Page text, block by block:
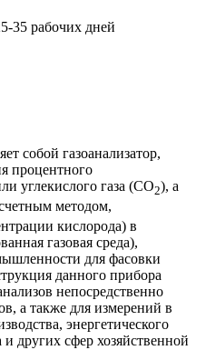
35 рабочих дней
собой газоанализатор,
процентного
углекислого газа (СО2), а
методом,
кислорода) в
газовая среда),
для фасовки
данного прибора
непосредственно
а также для измерений в
энергетического
и других сфер хозяйственной